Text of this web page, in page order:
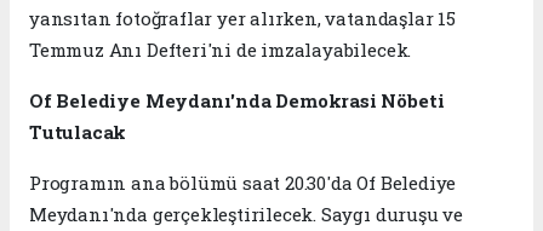
yansıtan fotoğraflar yer alırken, vatandaşlar 15
Temmuz Anı Defteri'ni de imzalayabilecek.
Of Belediye Meydanı'nda Demokrasi Nöbeti
Tutulacak
Programın ana bölümü saat 20.30'da Of Belediye
Meydanı'nda gerçekleştirilecek. Saygı duruşu ve